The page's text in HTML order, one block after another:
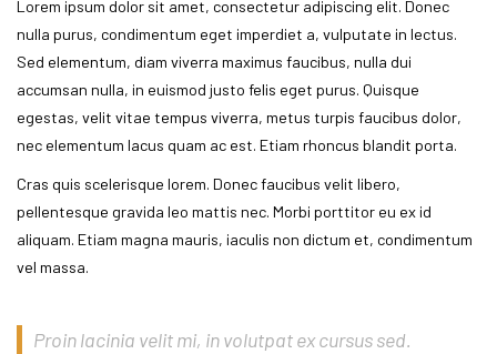
Lorem ipsum dolor sit amet, consectetur adipiscing elit. Donec
nulla purus, condimentum eget imperdiet a, vulputate in lectus.
Sed elementum, diam viverra maximus faucibus, nulla dui
accumsan nulla, in euismod justo felis eget purus. Quisque
egestas, velit vitae tempus viverra, metus turpis faucibus dolor,
nec elementum lacus quam ac est. Etiam rhoncus blandit porta.
Cras quis scelerisque lorem. Donec faucibus velit libero,
pellentesque gravida leo mattis nec. Morbi porttitor eu ex id
aliquam. Etiam magna mauris, iaculis non dictum et, condimentum
vel massa.
Proin lacinia velit mi, in volutpat ex cursus sed.